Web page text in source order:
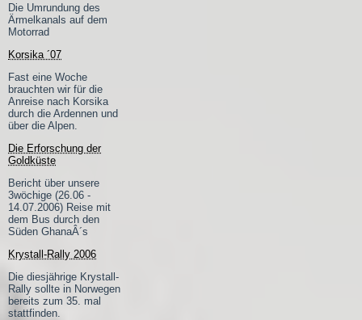
Die Umrundung des
Ärmelkanals auf dem
Motorrad
Korsika ´07
Fast eine Woche
brauchten wir für die
Anreise nach Korsika
durch die Ardennen und
über die Alpen.
Die Erforschung der
Goldküste
Bericht über unsere
3wöchige (26.06 -
14.07.2006) Reise mit
dem Bus durch den
Süden GhanaÂ´s
Krystall-Rally 2006
Die diesjährige Krystall-
Rally sollte in Norwegen
bereits zum 35. mal
stattfinden.